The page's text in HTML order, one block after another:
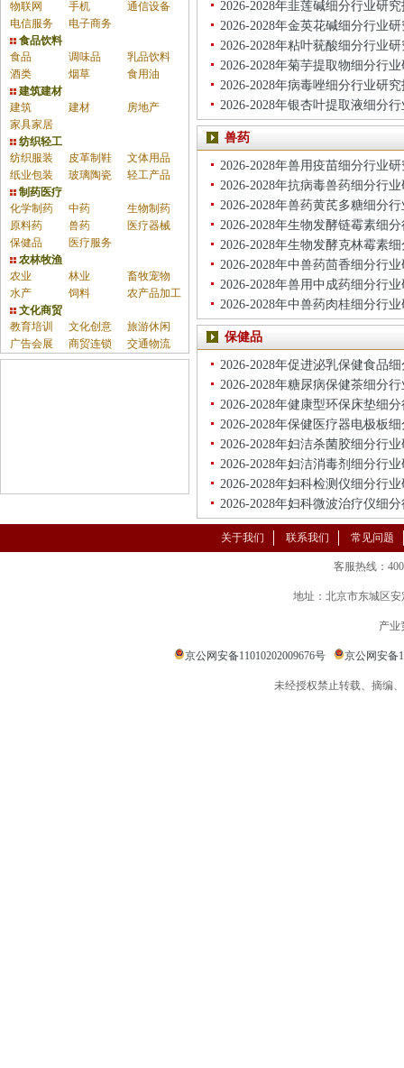
物联网
手机
通信设备
电信服务
电子商务
食品饮料
食品
调味品
乳品饮料
酒类
烟草
食用油
建筑建材
建筑
建材
房地产
家具家居
纺织轻工
纺织服装
皮革制鞋
文体用品
纸业包装
玻璃陶瓷
轻工产品
制药医疗
化学制药
中药
生物制药
原料药
兽药
医疗器械
保健品
医疗服务
农林牧渔
农业
林业
畜牧宠物
水产
饲料
农产品加工
文化商贸
教育培训
文化创意
旅游休闲
广告会展
商贸连锁 交通物流
2026-2028年韭莲碱细分行业研
2026-2028年金英花碱细分行业
2026-2028年粘叶莸酸细分行业
2026-2028年菊芋提取物细分行
2026-2028年病毒唑细分行业研
2026-2028年银杏叶提取液细分
兽药
2026-2028年兽用疫苗细分行业
2026-2028年抗病毒兽药细分行
2026-2028年兽药黄芪多糖细分
2026-2028年生物发酵链霉素细
2026-2028年生物发酵克林霉素
2026-2028年中兽药茴香细分行
2026-2028年兽用中成药细分行
2026-2028年中兽药肉桂细分行
保健品
2026-2028年促进泌乳保健食品
2026-2028年糖尿病保健茶细分
2026-2028年健康型环保床垫细
2026-2028年保健医疗器电极板
2026-2028年妇洁杀菌胶细分行
2026-2028年妇洁消毒剂细分行
2026-2028年妇科检测仪细分行
2026-2028年妇科微波治疗仪细
关于我们 联系我们 常见问题
客服热线：
地址：北京市东城区
产业
京公网安备11010202009676号 京公网安备
未经授权禁止转载、摘编